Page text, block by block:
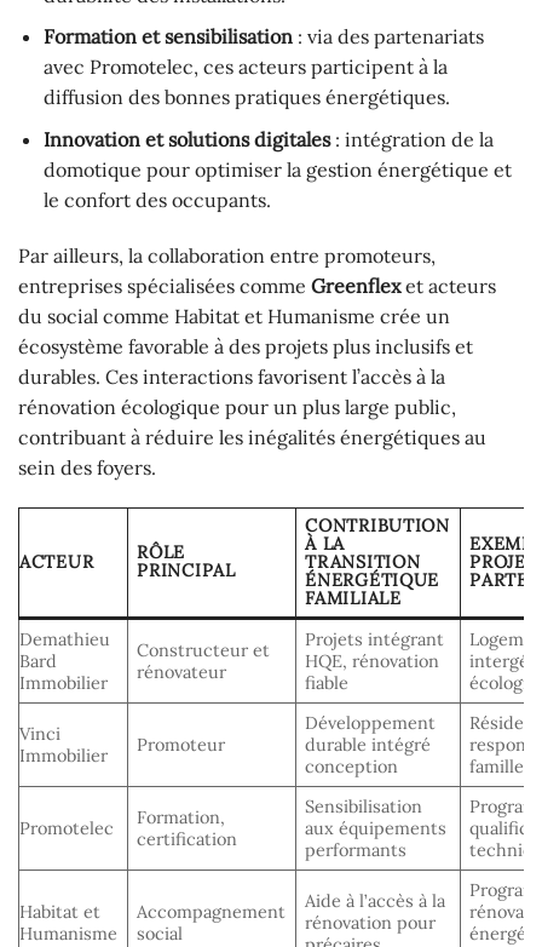
Formation et sensibilisation: via des partenariats
avec Promotelec, ces acteurs participent à la
diffusion des bonnes pratiques énergétiques.
Innovation et solutions digitales: intégration de la
domotique pour optimiser la gestion énergétique et
le confort des occupants.
Par ailleurs, la collaboration entre promoteurs,
entreprises spécialisées comme Greenflexet acteurs
du social comme Habitat et Humanisme crée un
écosystème favorable à des projets plus inclusifs et
durables. Ces interactions favorisent l’accès à la
rénovation écologique pour un plus large public,
contribuant à réduire les inégalités énergétiques au
sein des foyers.
ACTEUR
RÔLE
PRINCIPAL
CONTRIBUTION
À LA
TRANSITION
ÉNERGÉTIQUE
FAMILIALE
Demathieu
Bard
Immobilier
Constructeur et
rénovateur
Projets intégrant
HQE, rénovation
fiable
Vinci
Immobilier
Promoteur
Développement
durable intégré
conception
familles
Promotelec
Formation,
certification
Sensibilisation
aux équipements
performants
Habitat et
Humanisme
Accompagnement
social
Aide à l’accès à la
rénovation pour